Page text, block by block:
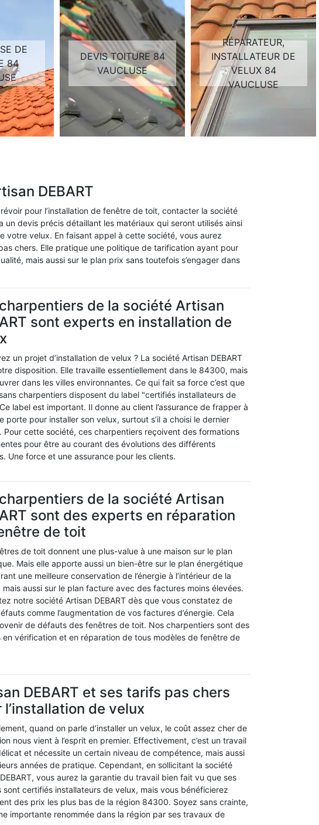
DE
DEVIS TOITURE 84
VAUCLUSE
RÉPARATEUR,
INSTALLATEUR DE
VELUX 84
VAUCLUSE
DEBART
pour l’installation de fenêtre de toit, contacter la société
un devis précis détaillant les matériaux qui seront utilisés ainsi
votre velux. En faisant appel à cette société, vous aurez
chers. Elle pratique une politique de tarification ayant pour
mais aussi sur le plan prix sans toutefois s’engager dans
de la société Artisan
sont experts en installation de
un projet d’installation de velux ? La société Artisan DEBART
disposition. Elle travaille essentiellement dans le 84300, mais
dans les villes environnantes. Ce qui fait sa force c’est que
charpentiers disposent du label "certifiés installateurs de
label est important. Il donne au client l’assurance de frapper à
porte pour installer son velux, surtout s’il a choisi le dernier
Pour cette société, ces charpentiers reçoivent des formations
pour être au courant des évolutions des différents
Une force et une assurance pour les clients.
de la société Artisan
sont des experts en réparation
de toit
de toit donnent une plus-value à une maison sur le plan
Mais elle apporte aussi un bien-être sur le plan énergétique
une meilleure conservation de l’énergie à l’intérieur de la
mais aussi sur le plan facture avec des factures moins élevées.
notre société Artisan DEBART dès que vous constatez de
comme l’augmentation de vos factures d’énergie. Cela
de défauts des fenêtres de toit. Nos charpentiers sont des
en vérification et en réparation de tous modèles de fenêtre de
DEBART et ses tarifs pas chers
l’installation de velux
quand on parle d’installer un velux, le coût assez cher de
nous vient à l’esprit en premier. Effectivement, c’est un travail
et nécessite un certain niveau de compétence, mais aussi
années de pratique. Cependant, en sollicitant la société
vous aurez la garantie du travail bien fait vu que ses
sont certifiés installateurs de velux, mais vous bénéficierez
des prix les plus bas de la région 84300. Soyez sans crainte,
importante renommée dans la région par ses travaux de